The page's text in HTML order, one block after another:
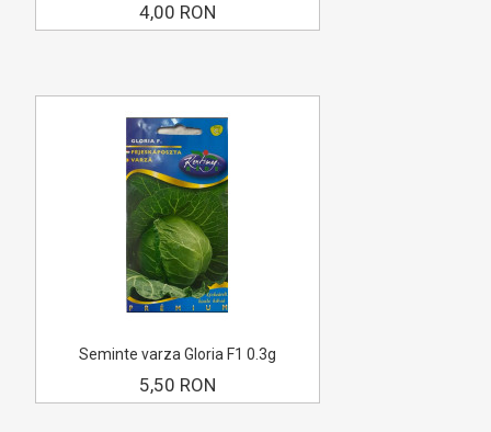
4,00 RON
Seminte varza Gloria F1 0.3g
5,50 RON